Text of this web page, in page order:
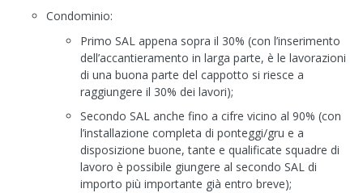
Condominio:
Primo SAL appena sopra il 30% (con l’inserimento
dell’accantieramento in larga parte, è le lavorazioni
di una buona parte del cappotto si riesce a
raggiungere il 30% dei lavori);
Secondo SAL anche fino a cifre vicino al 90% (con
l’installazione completa di ponteggi/gru e a
disposizione buone, tante e qualificate squadre di
lavoro è possibile giungere al secondo SAL di
importo più importante già entro breve);